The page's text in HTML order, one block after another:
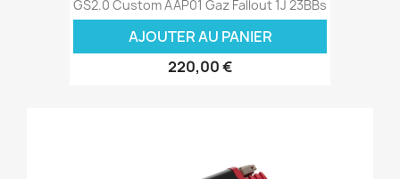
GS2.0 Custom AAP01 Gaz Fallout 1J 23BBs
AJOUTER AU PANIER
220,00 €